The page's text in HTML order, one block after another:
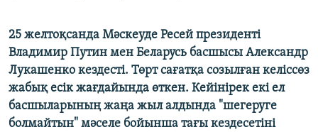
25 желтоқсанда Мәскеуде Ресей президенті
Владимир Путин мен Беларусь басшысы Александр
Лукашенко кездесті. Төрт сағатқа созылған келіссөз
жабық есік жағдайында өткен. Кейінірек екі ел
басшыларының жаңа жыл алдында "шегеруге
болмайтын" мәселе бойынша тағы кездесетіні